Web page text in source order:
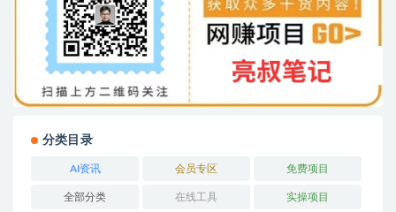
分类目录
AI资讯 会员专区 免费项目
全部分类 在线工具 实操项目